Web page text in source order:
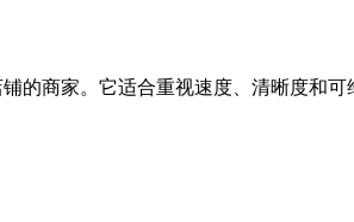
的商家。它适合重视速度、清晰度和可